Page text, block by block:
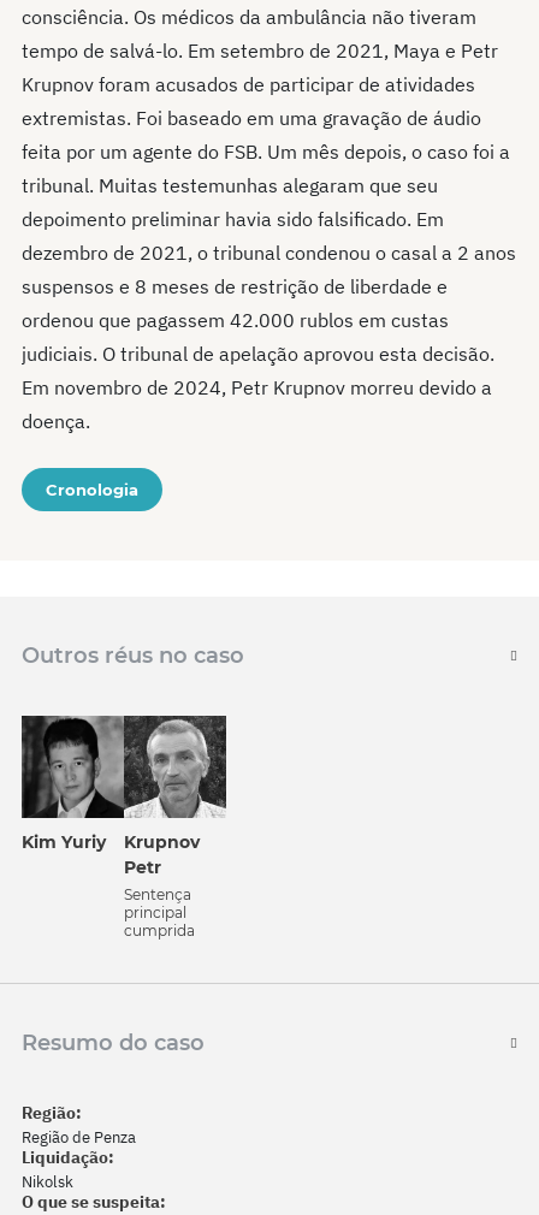
consciência. Os médicos da ambulância não tiveram
tempo de salvá-lo. Em setembro de 2021, Maya e Petr
Krupnov foram acusados de participar de atividades
extremistas. Foi baseado em uma gravação de áudio
feita por um agente do FSB. Um mês depois, o caso foi a
tribunal. Muitas testemunhas alegaram que seu
depoimento preliminar havia sido falsificado. Em
dezembro de 2021, o tribunal condenou o casal a 2 anos
suspensos e 8 meses de restrição de liberdade e
ordenou que pagassem 42.000 rublos em custas
judiciais. O tribunal de apelação aprovou esta decisão.
Em novembro de 2024, Petr Krupnov morreu devido a
doença.
Cronologia
Outros réus no caso
Kim Yuriy
Krupnov
Petr
Sentença
principal
cumprida
Resumo do caso
Região:
Região de Penza
Liquidação:
Nikolsk
O que se suspeita: